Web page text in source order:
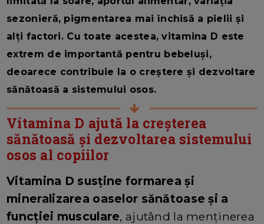
sezonieră, pigmentarea mai închisă a pielii și
alți factori. Cu toate acestea, vitamina D este
extrem de importantă pentru bebeluși,
deoarece contribuie la o creștere și dezvoltare
sănătoasă a sistemului osos.
Vitamina D ajută la creșterea
sănătoasă și dezvoltarea sistemului
osos al copiilor
Vitamina D susține formarea și
mineralizarea oaselor sănătoase și a
funcției musculare, ajutând la menținerea